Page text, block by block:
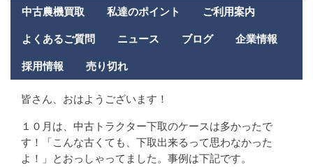
Antei
second
menu
中古農機買取 私達のポイント ご利用案内
よくあるご質問 ニュース ブログ 企業情報
採用情報 売り切れ
皆さん、おはようございます！
１０月は、中古トラクター下取のケースは多かったで
す！「こんな古くても、下取出来るって思わなかった
よ！」とおっしゃってました。事例は下記です。